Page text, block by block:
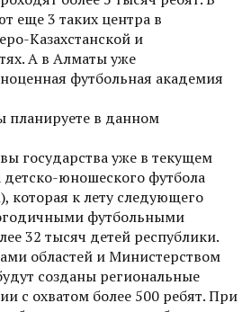
еще 3 таких центра в
Казахстанской и
А в Алматы уже
футбольная академия
планируете в данном
государства уже в текущем
детско-юношеского футбола
которая к лету следующего
футбольными
32 тысяч детей республики.
областей и Министерством
созданы региональные
с охватом более 500 ребят. При